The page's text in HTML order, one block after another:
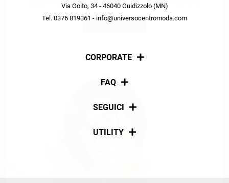
Via Goito, 34 - 46040 Guidizzolo (MN)
Tel. 0376 819361 - info@universocentromoda.com
CORPORATE
Chi siamo
FAQ
Pagamenti
SEGUICI
Social
UTILITY
scopri in anteprima le offerte in esclusiva a te riservate.
ISCRIVITI